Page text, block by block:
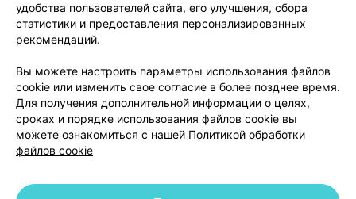
Размещение рекламы
Медицинский маркетинг
Публичный договор
Доставка
Способы оплаты
Вакансии
Партнеры
Написать руководителю 103.by
Написать в поддержку
Персональные настройки Cookie
удобства пользователей сайта, его улучшения, сбора
статистики и предоставления персонализированных
рекомендаций.
Вы можете настроить параметры использования файлов
cookie или изменить свое согласие в более позднее время.
Для получения дополнительной информации о целях,
сроках и порядке использования файлов cookie вы
можете ознакомиться с нашей Политикой обработки
файлов cookie